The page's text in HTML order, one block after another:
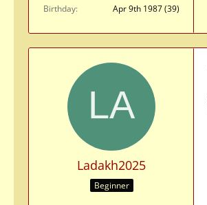
Birthday
Apr 9th 1987 (39)
Ladakh2025
Beginner